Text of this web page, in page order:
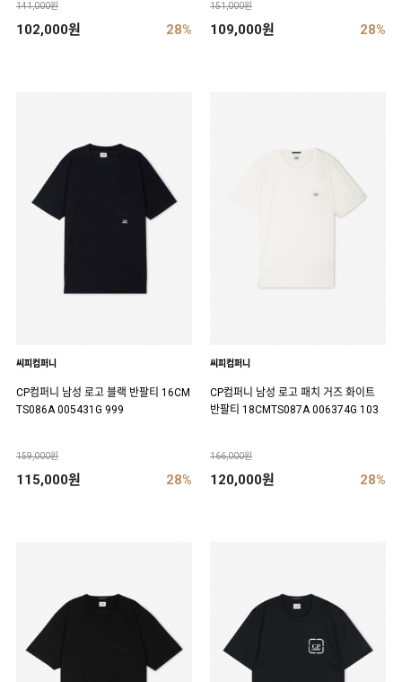
141,000원
102,000원 28%
151,000원
109,000원 28%
씨피컴퍼니
CP컴퍼니 남성 로고 블랙 반팔티 16CM
TS086A 005431G 999
159,000원
115,000원 28%
씨피컴퍼니
CP컴퍼니 남성 로고 패치 거즈 화이트
반팔티 18CMTS087A 006374G 103
166,000원
120,000원 28%